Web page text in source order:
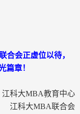
合会正虚位以待，
篇章！
江科大MBA教育中心
江科大MBA联合会